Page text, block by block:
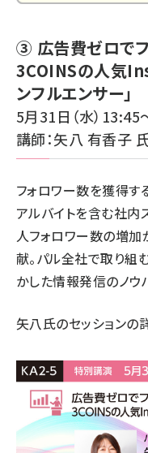
③ 広告費ゼロで
3COINSの人気
ンフルエンサー」
5月31日（水）
講師：矢八 有香子
フォロワー数を獲得す
アルバイトを含む社内
人フォロワー数の増加
献。パル全社で取り組
かした情報発信のノウ
矢八氏のセッションの